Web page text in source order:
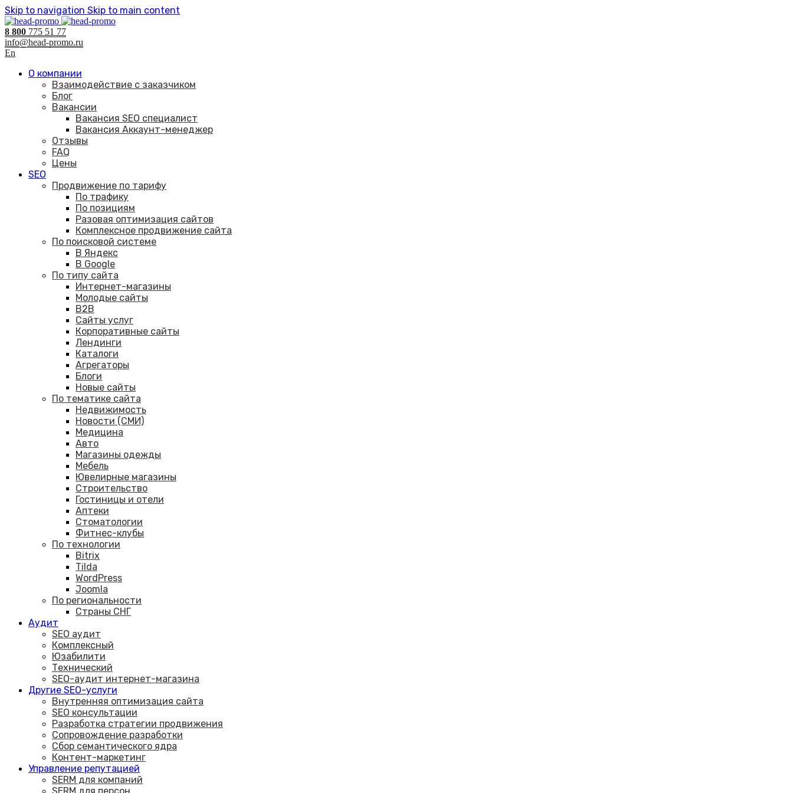
Skip to navigation Skip to main content
8 800 775 51 77
info@head-promo.ru
En
О компании
Взаимодействие с заказчиком
Блог
Вакансии
Вакансия SEO специалист
Вакансия Аккаунт-менеджер
Отзывы
FAQ
Цены
SEO
Продвижение по тарифу
По трафику
По позициям
Разовая оптимизация сайтов
Комплексное продвижение сайта
По поисковой системе
В Яндекс
В Google
По типу сайта
Интернет-магазины
Молодые сайты
B2B
Сайты услуг
Корпоративные сайты
Лендинги
Каталоги
Агрегаторы
Блоги
Новые сайты
По тематике сайта
Недвижимость
Новости (СМИ)
Медицина
Авто
Магазины одежды
Мебель
Ювелирные магазины
Строительство
Гостиницы и отели
Аптеки
Cтоматологии
Фитнес-клубы
По технологии
Bitrix
Tilda
WordPress
Joomla
По региональности
Страны СНГ
Аудит
SEO аудит
Комплексный
Юзабилити
Технический
SEO-аудит интернет-магазина
Другие SEO-услуги
Внутренняя оптимизация сайта
SEO консультации
Разработка стратегии продвижения
Сопровождение разработки
Сбор семантического ядра
Контент-маркетинг
Управление репутацией
SERM для компаний